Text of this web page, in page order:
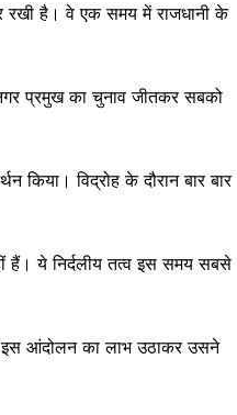
रखी है। वे एक समय में राजधानी के
प्रमुख का चुनाव जीतकर सबको
विद्रोह के दौरान बार बार
हैं। ये निर्दलीय तत्व इस समय सबसे
इस आंदोलन का लाभ उठाकर उसने